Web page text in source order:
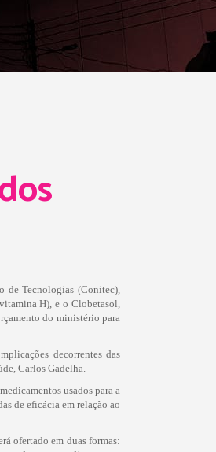
de Tecnologias (Conitec),
H), e o Clobetasol,
do ministério para
decorrentes das
Carlos Gadelha.
usados para a
de eficácia em relação ao
ofertado em duas formas: